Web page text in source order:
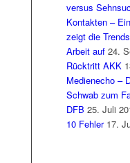
versus
Kontakten –
zeigt die
Arbeit auf 24.
Rücktritt AKK
Medienecho –
Schwab zum
DFB 25. Juli
10 Fehler 17.